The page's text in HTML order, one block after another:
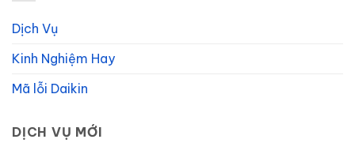
Dịch Vụ
Kinh Nghiệm Hay
Mã lỗi Daikin
DỊCH VỤ MỚI